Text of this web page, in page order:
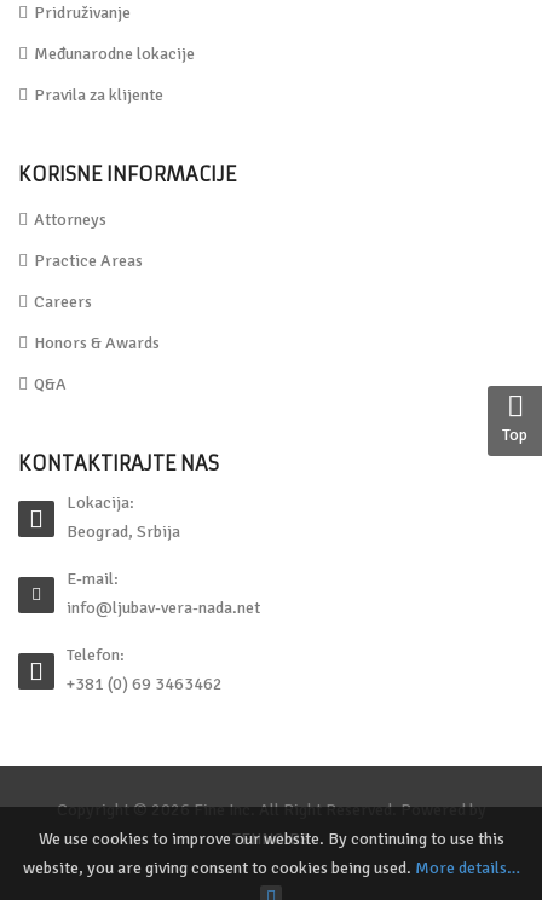
Pridruživanje
Međunarodne lokacije
Pravila za klijente
KORISNE INFORMACIJE
Attorneys
Practice Areas
Careers
Honors & Awards
Q&A
KONTAKTIRAJTE NAS
Lokacija:
Beograd, Srbija
E-mail:
info@ljubav-vera-nada.net
Telefon:
+381 (0) 69 3463462
Copyright © 2026 Fine Inc. All Right Reserved. Powered by
TEHNO.RS
Top
We use cookies to improve our website. By continuing to use this
website, you are giving consent to cookies being used. More details…